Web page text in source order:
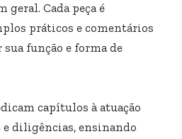
geral. Cada peça é
práticos e comentários
função e forma de
capítulos à atuação
diligências, ensinando